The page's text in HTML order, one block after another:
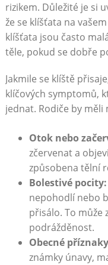
rizikem. Důležité je si
že se klíšťata na
klíšťata jsou často
těle, pokud se dobře
Jakmile se klíště
klíčových symptomů,
jednat. Rodiče by
Otok nebo
zčervenat a
způsobena tělní
Bolestivé pocity:
nepohodlí nebo
přisálo. To může
podrážděnost.
Obecné
známky únavy,